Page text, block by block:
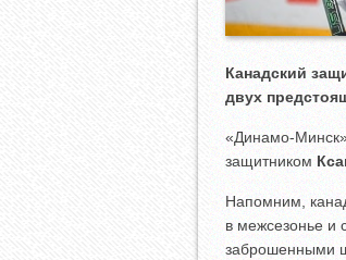
Канадский
двух
«Динамо-
защитником
Напомним,
в межсезонье и
заброшенными